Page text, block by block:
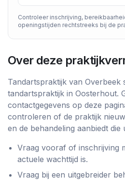
Controleer inschrijving,
openingstijden rechtstreeks bij de
Over deze
Tandartspraktijk van Overbeek
tandartspraktijk in Oosterhout.
contactgegevens op deze
controleren of de praktijk
en de behandeling aanbiedt die
Vraag vooraf of inschrijving
actuele wachttijd is.
Vraag bij een uitgebreider